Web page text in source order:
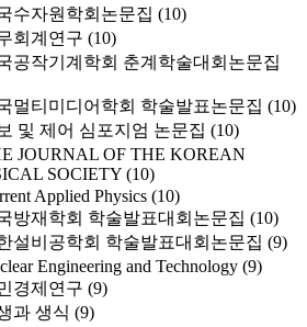
수자원학회논문집 (10)
회계연구 (10)
공작기계학회 춘계학술대회논문집
멀티미디어학회 학술발표논문집 (10)
및 제어 심포지엄 논문집 (10)
JOURNAL OF THE KOREAN
SOCIETY (10)
Applied Physics (10)
방재학회 학술발표대회논문집 (10)
설비공학회 학술발표대회논문집 (9)
Engineering and Technology (9)
경제연구 (9)
과 생식 (9)